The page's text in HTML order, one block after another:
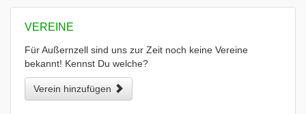
VEREINE
Für Außernzell sind uns zur Zeit noch keine Vereine
bekannt! Kennst Du welche?
Verein hinzufügen